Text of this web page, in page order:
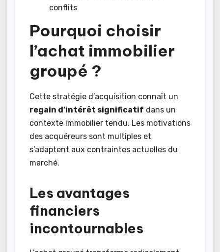
conflits
Pourquoi choisir
l’achat immobilier
groupé ?
Cette stratégie d’acquisition connaît un
regain d’intérêt significatif dans un
contexte immobilier tendu. Les motivations
des acquéreurs sont multiples et
s’adaptent aux contraintes actuelles du
marché.
Les avantages
financiers
incontournables